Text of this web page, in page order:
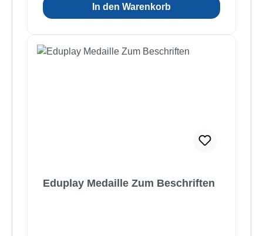
In den Warenkorb
Eduplay Medaille Zum Beschriften